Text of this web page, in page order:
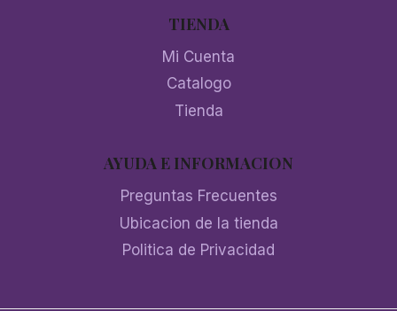
TIENDA
Mi Cuenta
Catalogo
Tienda
AYUDA E INFORMACION
Preguntas Frecuentes
Ubicacion de la tienda
Politica de Privacidad